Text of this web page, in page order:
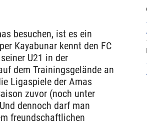
besuchen, ist es ein
Kayabunar kennt den FC
U21 in der
dem Trainingsgelände an
Ligaspiele der Amas
zuvor (noch unter
dennoch darf man
freundschaftlichen